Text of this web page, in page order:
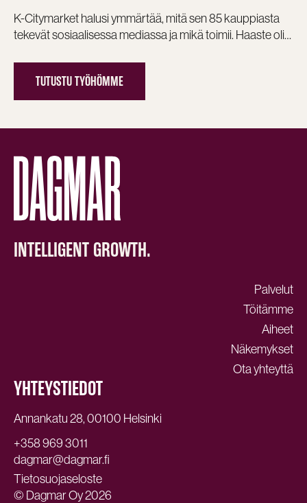
K-Citymarket halusi ymmärtää, mitä sen 85 kauppiasta
tekevät sosiaalisessa mediassa ja mikä toimii. Haaste oli…
TUTUSTU TYÖHÖMME
INTELLIGENT GROWTH.
Palvelut
Töitämme
Aiheet
Näkemykset
Ota yhteyttä
YHTEYSTIEDOT
Annankatu 28, 00100 Helsinki
+358 969 3011
dagmar@dagmar.fi
Tietosuojaseloste
© Dagmar Oy 2026